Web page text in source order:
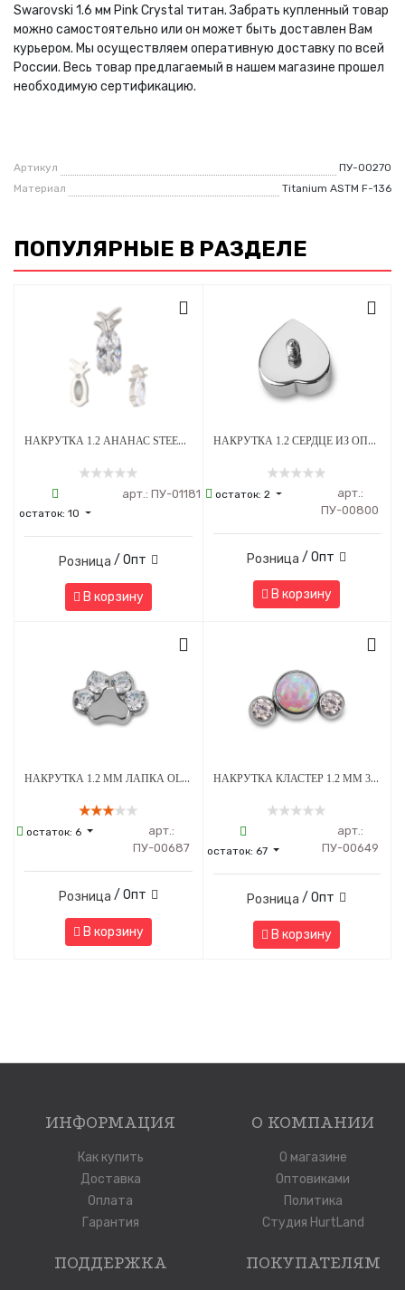
Swarovski 1.6 мм Pink Crystal титан. Забрать купленный товар
можно самостоятельно или он может быть доставлен Вам
курьером. Мы осуществляем оперативную доставку по всей
России. Весь товар предлагаемый в нашем магазине прошел
необходимую сертификацию.
Артикул
ПУ-00270
Материал
Titanium ASTM F-136
ПОПУЛЯРНЫЕ В РАЗДЕЛЕ
НАКРУТКА 1.2 АНАНАС STEEL CRYSTAL ТИТАН
остаток: 10
арт.: ПУ-01181
Розница / Опт
В корзину
НАКРУТКА 1.2 СЕРДЦЕ ИЗ ОПАЛА OP-08 ТИТАН
остаток: 2
арт.:
ПУ-00800
Розница / Опт
В корзину
НАКРУТКА 1.2 ММ ЛАПКА OLIVE CRYSTAL ТИТАН
остаток:6
арт.:
ПУ-00687
Розница / Опт
В корзину
НАКРУТКА КЛАСТЕР 1.2 ММ 3К SWAROVSKI CLEAR ОПАЛ OP-08 ТИТАН
остаток:67
арт.:
ПУ-00649
Розница / Опт
В корзину
ИНФОРМАЦИЯ
Как купить
Доставка
Оплата
Гарантия
О КОМПАНИИ
О магазине
Оптовиками
Политика
Студия HurtLand
ПОДДЕРЖКА ПОКУПАТЕЛЯМ